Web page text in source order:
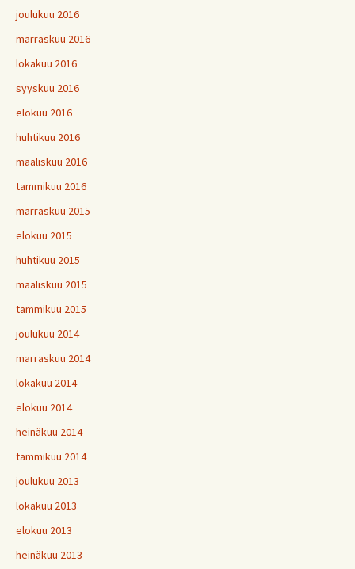
joulukuu 2016
marraskuu 2016
lokakuu 2016
syyskuu 2016
elokuu 2016
huhtikuu 2016
maaliskuu 2016
tammikuu 2016
marraskuu 2015
elokuu 2015
huhtikuu 2015
maaliskuu 2015
tammikuu 2015
joulukuu 2014
marraskuu 2014
lokakuu 2014
elokuu 2014
heinäkuu 2014
tammikuu 2014
joulukuu 2013
lokakuu 2013
elokuu 2013
heinäkuu 2013